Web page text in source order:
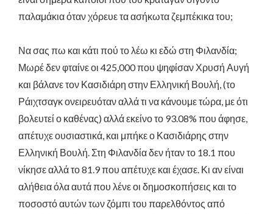
παλαμάκια όταν χόρευε τα ασήκωτα ζεμπέκικα του;
Να σας πω και κάτι πού το λέω κι εδώ στη Φιλανδία;
Μωρέ δεν φταίνε οι 425,000 που ψηφίσαν Χρυσή Αυγή
και βάλανε τον Κασιδιάρη στην Ελληνική Βουλή,(το
Ράιχτσαγκ ονειρευόταν αλλά τι να κάνουμε τώρα, με ότι
βολευτεί ο καθένας) αλλά εκείνο το 93.08% που άφησε,
απέτυχε ουσιαστικά, και μπήκε ο Κασιδιάρης στην
Ελληνική Βουλή. Στη Φιλανδία δεν ήταν το 18.1 που
νίκησε αλλά το 81.9 που απέτυχε και έχασε. Κι αν είναι
αλήθεια όλα αυτά που λένε οι δημοσκοπήσεις και το
ποσοστό αυτών των ζόμπι του παρελθόντος από